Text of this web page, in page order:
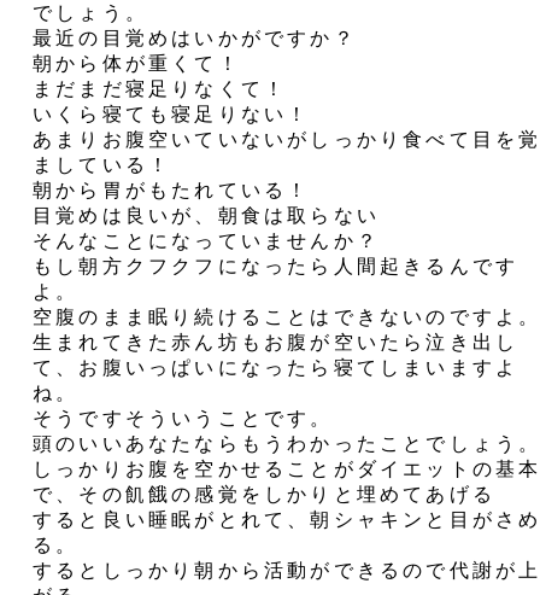
でしょう。
最近の目覚めはいかがですか？
朝から体が重くて！
まだまだ寝足りなくて！
いくら寝ても寝足りない！
あまりお腹空いていないがしっかり食べて目を
ましている！
朝から胃がもたれている！
目覚めは良いが、朝食は取らない
そんなことになっていませんか？
もし朝方クフクフになったら人間起きるんです
よ。
空腹のまま眠り続けることはできないのですよ
生まれてきた赤ん坊もお腹が空いたら泣き出し
て、お腹いっぱいになったら寝てしまいますよ
ね。
そうですそういうことです。
頭のいいあなたならもうわかったことでしょう
しっかりお腹を空かせることがダイエットの基
で、その飢餓の感覚をしかりと埋めてあげる
すると良い睡眠がとれて、朝シャキンと目がさ
る。
するとしっかり朝から活動ができるので代謝が